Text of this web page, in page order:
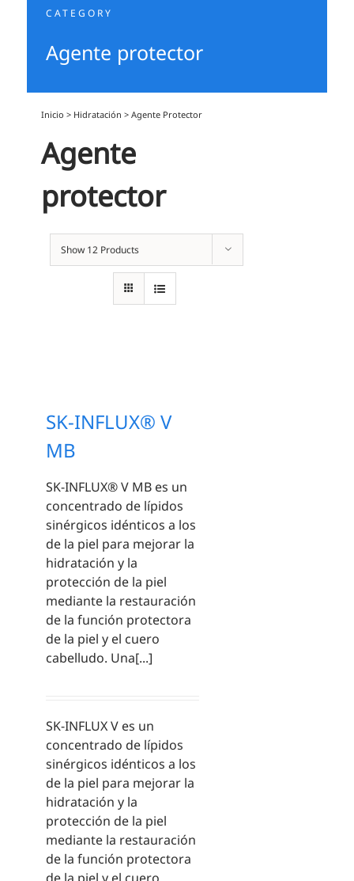
CATEGORY
Agente protector
Inicio > Hidratación >Agente Protector
Agente
protector
Show 12 Products
SK-INFLUX® V
MB
SK-INFLUX® V MB es un
concentrado de lípidos
sinérgicos idénticos a los
de la piel para mejorar la
hidratación y la
protección de la piel
mediante la restauración
de la función protectora
de la piel y el cuero
cabelludo. Una[...]
SK-INFLUX V es un
concentrado de lípidos
sinérgicos idénticos a los
de la piel para mejorar la
hidratación y la
protección de la piel
mediante la restauración
de la función protectora